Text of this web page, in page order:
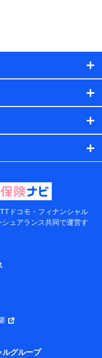
契約者と被保険者の関
内容、保険料、保険料
行距離などの情報、建
の更改案内等を提供し
フィナンシャルグルー
約に関する情報。例と
氏名、住所、生年月
の関係、保険加入の目
険料のお支払方法、車
、建物の構造や築年数
などの情報などが含ま
データを取得する方法
ャルグループ
フィナンシャルグルー
おけるユーザー登録受
フィナンシャルグルー
を提供するため、また
、またそれらに付帯、
ドコモ・フィナンシャ
ビスを案内、提供する
ドコモ・フィナンシャル
ュアランス共同で運営す
ルグループ